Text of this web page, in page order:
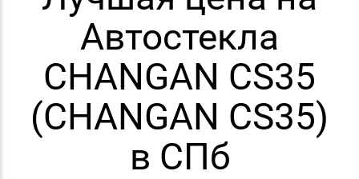
Автостекла
CHANGAN CS35
(CHANGAN CS35)
в СПб